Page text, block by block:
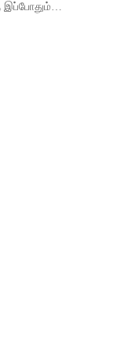
இப்போதும்